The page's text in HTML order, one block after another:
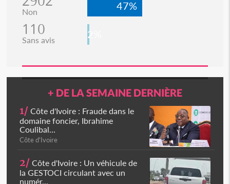
Non 47%
110
Sans avis 2%
+ DE LA SEMAINE DERNIÈRE
1/ Côte d'Ivoire : Fraude dans le
domaine foncier, Ibrahime
Coulibal...
Côte d'Ivoire
2/ Côte d'Ivoire : Un véhicule de
la GESTOCI circulant avec un
numér...